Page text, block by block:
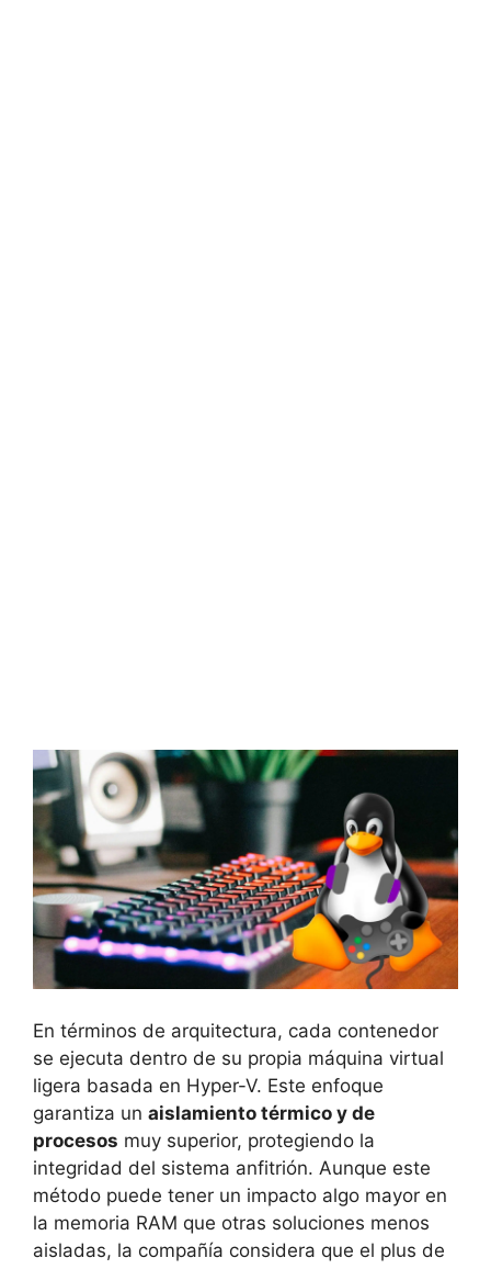
En términos de arquitectura, cada contenedor
se ejecuta dentro de su propia máquina virtual
ligera basada en Hyper-V. Este enfoque
garantiza un aislamiento térmico y de
procesos muy superior, protegiendo la
integridad del sistema anfitrión. Aunque este
método puede tener un impacto algo mayor en
la memoria RAM que otras soluciones menos
aisladas, la compañía considera que el plus de